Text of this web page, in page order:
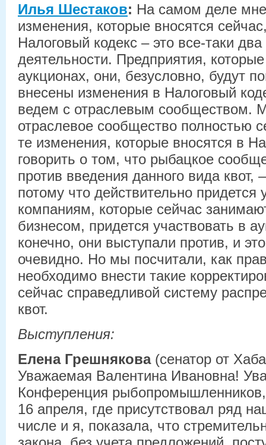
Илья Шестаков: На самом деле
изменения, которые вносятся
Налоговый кодекс – это все-таки
деятельности. Предприятия,
аукционах, они, безусловно, будут
внесены изменения в Налоговый
ведем с отраслевым сообществом.
отраслевое сообщество полностью
те изменения, которые вносятся в
говорить о том, что рыбацкое
против введения данного вида квот,
потому что действительно придется
компаниям, которые сейчас
бизнесом, придется участвовать в
конечно, они выступали против, и
очевидно. Но мы посчитали, как
необходимо внести такие
сейчас справедливой систему
квот.
Выступления:
Елена Грешнякова(сенатор от
Уважаемая Валентина Ивановна!
Конференция рыбопромышленников,
16 апреля, где присутствовал ряд
числе и я, показала, что